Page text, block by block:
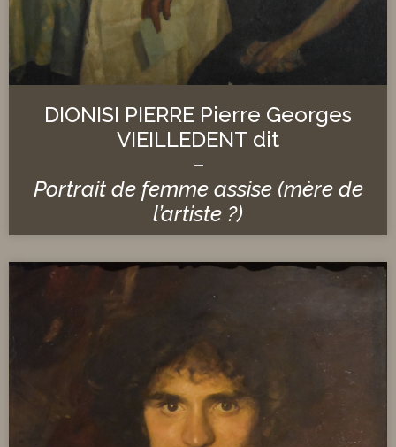
DIONISI PIERRE Pierre Georges
VIEILLEDENT dit
–
Portrait de femme assise (mère de
l’artiste ?)